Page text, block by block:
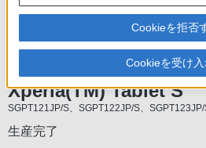
ライフシーンにとけこむ、スマートなカ
いつも心地よく向き合える、自由に楽
Xperia(TM) Tablet S
SGPT121JP/S、SGPT122JP/S、SGPT123JP/
生産完了
Cookieを拒否
Cookieを受け入